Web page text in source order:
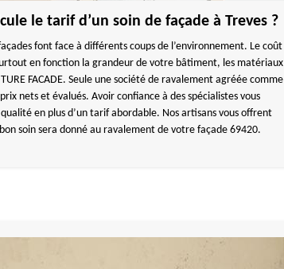
le tarif d’un soin de façade à Treves ?
font face à différents coups de l’environnement. Le coût
en fonction la grandeur de votre bâtiment, les matériaux
FACADE. Seule une société de ravalement agréée comme
nets et évalués. Avoir confiance à des spécialistes vous
en plus d’un tarif abordable. Nos artisans vous offrent
bon soin sera donné au ravalement de votre façade 69420.